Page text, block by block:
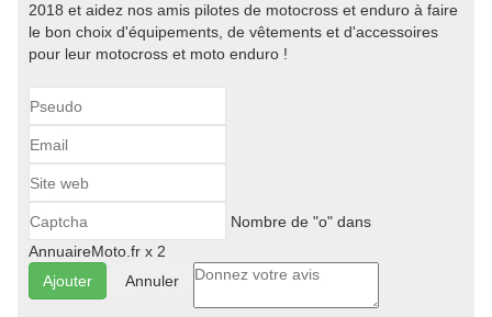
2018 et aidez nos amis pilotes de motocross et enduro à faire
le bon choix d'équipements, de vêtements et d'accessoires
pour leur motocross et moto enduro !
Nombre de "o" dans
AnnuaireMoto.fr x 2
Annuler